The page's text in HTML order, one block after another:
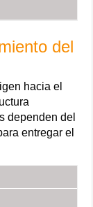
del
hacia el
dependen del
entregar el